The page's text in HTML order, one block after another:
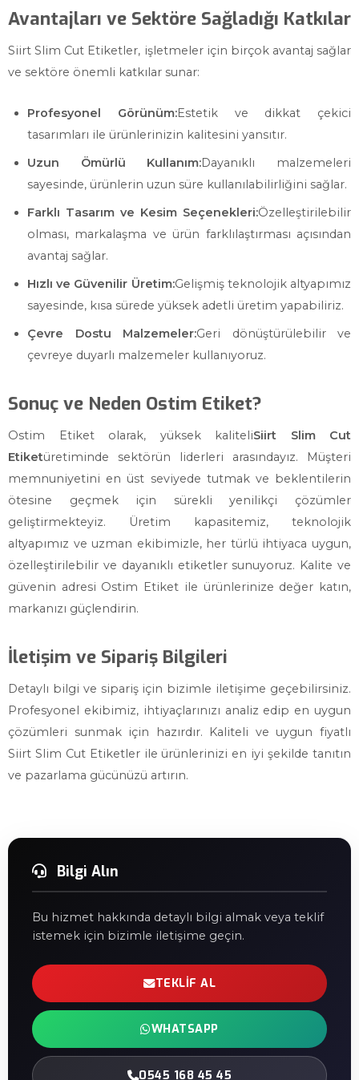
Avantajları ve Sektöre Sağladığı Katkılar
Siirt Slim Cut Etiketler, işletmeler için birçok avantaj sağlar
ve sektöre önemli katkılar sunar:
Profesyonel Görünüm:Estetik ve dikkat çekici
tasarımları ile ürünlerinizin kalitesini yansıtır.
Uzun Ömürlü Kullanım:Dayanıklı malzemeleri
sayesinde, ürünlerin uzun süre kullanılabilirliğini sağlar.
Farklı Tasarım ve Kesim Seçenekleri:Özelleştirilebilir
olması, markalaşma ve ürün farklılaştırması açısından
avantaj sağlar.
Hızlı ve Güvenilir Üretim:Gelişmiş teknolojik altyapımız
sayesinde, kısa sürede yüksek adetli üretim yapabiliriz.
Çevre Dostu Malzemeler:Geri dönüştürülebilir ve
çevreye duyarlı malzemeler kullanıyoruz.
Sonuç ve Neden Ostim Etiket?
Ostim Etiket olarak, yüksek kaliteliSiirt Slim Cut
Etiketüretiminde sektörün liderleri arasındayız. Müşteri
memnuniyetini en üst seviyede tutmak ve beklentilerin
ötesine geçmek için sürekli yenilikçi çözümler
geliştirmekteyiz. Üretim kapasitemiz, teknolojik
altyapımız ve uzman ekibimizle, her türlü ihtiyaca uygun,
özelleştirilebilir ve dayanıklı etiketler sunuyoruz. Kalite ve
güvenin adresi Ostim Etiket ile ürünlerinize değer katın,
markanızı güçlendirin.
İletişim ve Sipariş Bilgileri
Detaylı bilgi ve sipariş için bizimle iletişime geçebilirsiniz.
Profesyonel ekibimiz, ihtiyaçlarınızı analiz edip en uygun
çözümleri sunmak için hazırdır. Kaliteli ve uygun fiyatlı
Siirt Slim Cut Etiketler ile ürünlerinizi en iyi şekilde tanıtın
ve pazarlama gücünüzü artırın.
Bilgi Alın
Bu hizmet hakkında detaylı bilgi almak veya teklif
istemek için bizimle iletişime geçin.
TEKLIF AL
WHATSAPP
0545 168 45 45